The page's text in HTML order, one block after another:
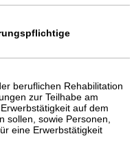
beruflichen Rehabilitation
zur Teilhabe am
auf dem
sollen, sowie Personen,
eine Erwerbstätigkeit